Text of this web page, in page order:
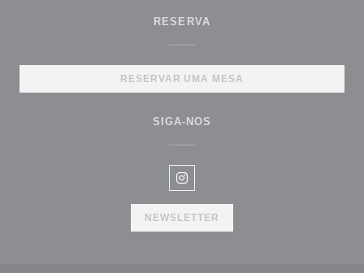
RESERVA
RESERVAR UMA MESA
SIGA-NOS
Instagram ((abre numa nova
NEWSLETTER